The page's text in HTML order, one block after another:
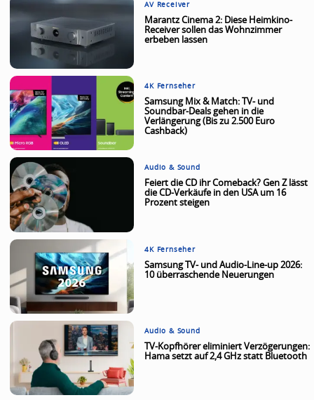
AV Receiver
Marantz Cinema 2: Diese Heimkino-
Receiver sollen das Wohnzimmer
erbeben lassen
4K Fernseher
Samsung Mix & Match: TV- und
Soundbar-Deals gehen in die
Verlängerung (Bis zu 2.500 Euro
Cashback)
Audio & Sound
Feiert die CD ihr Comeback? Gen Z lässt
die CD-Verkäufe in den USA um 16
Prozent steigen
4K Fernseher
Samsung TV- und Audio-Line-up 2026:
10 überraschende Neuerungen
Audio & Sound
TV-Kopfhörer eliminiert Verzögerungen:
Hama setzt auf 2,4 GHz statt Bluetooth